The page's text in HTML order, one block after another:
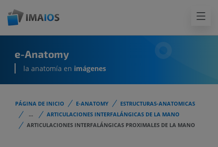
e-Anatomy
la anatomía en imágenes
PÁGINA DE INICIO E-ANATOMY
ESTRUCTURAS-ANATOMICAS
...
ARTICULACIONES INTERFALÁNGICAS DE LA MANO
ARTICULACIONES INTERFALÁNGICAS PROXIMALES DE LA MANO